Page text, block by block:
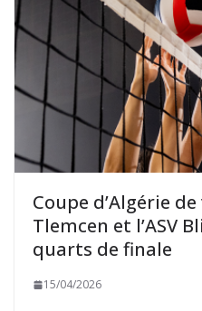
Coupe d’Algérie
Tlemcen et l’ASV
quarts de finale
15/04/2026